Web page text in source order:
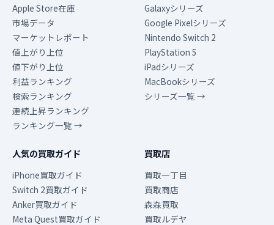
Apple Store在庫
市場データ
マーケットレポート
値上がり上位
値下がり上位
利益ランキング
検索ランキング
連続上昇ランキング
ランキング一覧 →
Galaxyシリーズ
Google Pixelシリーズ
Nintendo Switch 2
PlayStation 5
iPadシリーズ
MacBookシリーズ
シリーズ一覧 →
人気の買取ガイド
iPhone買取ガイド
Switch 2買取ガイド
Anker買取ガイド
Meta Quest買取ガイド
買取店
買取一丁目
買取商店
森森買取
買取ルデヤ